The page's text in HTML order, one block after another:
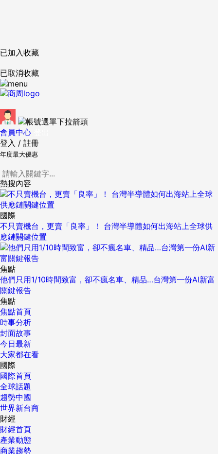
已加入收藏
已取消收藏
會員中心
登入 / 註冊
年度最大優惠
熱搜內容
國際
不只賣機台，更賣「良率」！ 台灣半導體如何出海站上全球供
應鏈關鍵位置
焦點
他們只用1/10時間致富，卻不瘋名車、精品…台灣第一份AI新富
關鍵報告
焦點
焦點首頁
時事分析
封面故事
今日最新
大家都在看
國際
國際首頁
全球話題
趨勢中國
世界新台商
財經
財經首頁
產業動態
商業趨勢